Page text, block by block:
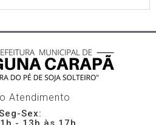
Atendimento
Sex: